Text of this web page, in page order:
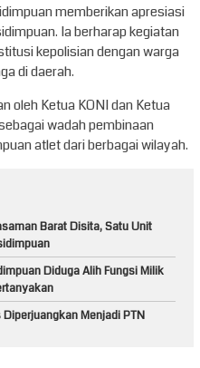
memberikan apresiasi
Ia berharap kegiatan
kepolisian dengan warga
di daerah.
oleh Ketua KONI dan Ketua
wadah pembinaan
atlet dari berbagai wilayah.
Barat Disita, Satu Unit
Diduga Alih Fungsi Milik
Menjadi PTN